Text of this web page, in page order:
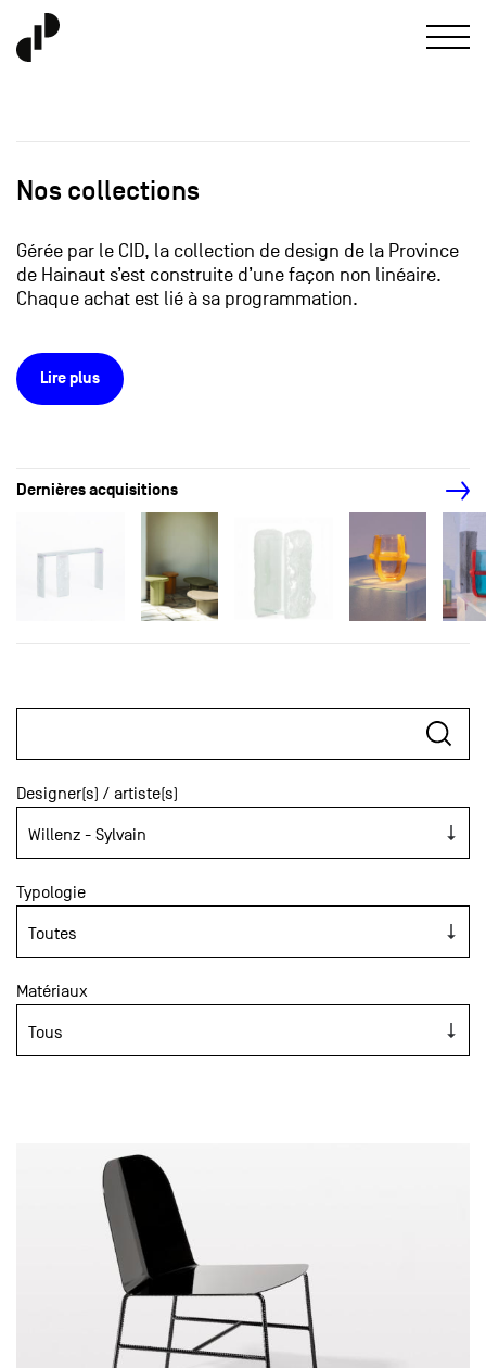
Nos collections
Gérée par le CID, la collection de design de la Province
de Hainaut s’est construite d’une façon non linéaire.
Chaque achat est lié à sa programmation.
Lire plus
Dernières acquisitions
Designer(s) / artiste(s)
Typologie
Matériaux